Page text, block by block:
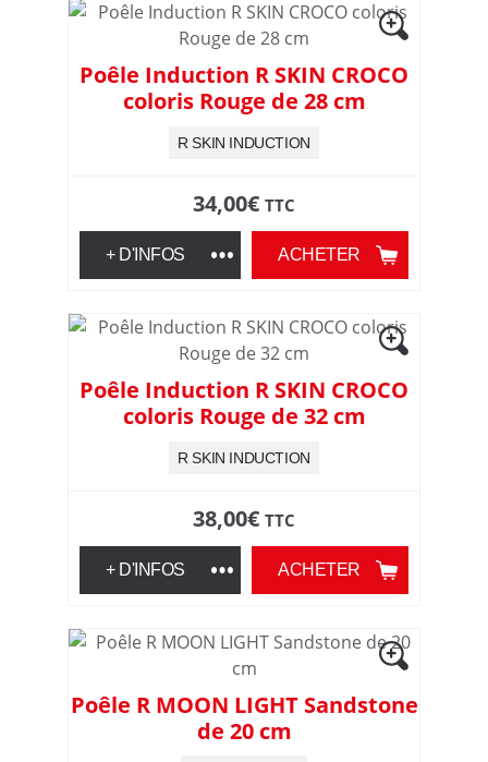
Poêle Induction R SKIN CROCO
coloris Rouge de 28 cm
R SKIN INDUCTION
34,00€ TTC
ACHETER
+ D'INFOS
Poêle Induction R SKIN CROCO
coloris Rouge de 32 cm
R SKIN INDUCTION
38,00€ TTC
ACHETER
+ D'INFOS
Poêle R MOON LIGHT Sandstone
de 20 cm